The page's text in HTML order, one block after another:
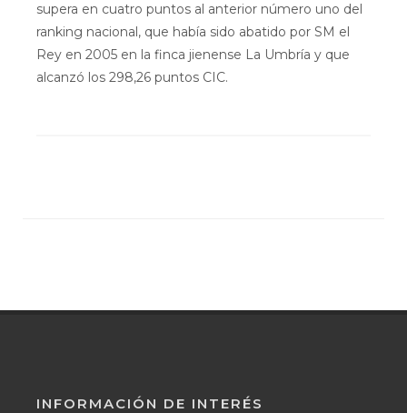
supera en cuatro puntos al anterior número uno del
ranking nacional, que había sido abatido por SM el
Rey en 2005 en la finca jienense La Umbría y que
alcanzó los 298,26 puntos CIC.
INFORMACIÓN DE INTERÉS